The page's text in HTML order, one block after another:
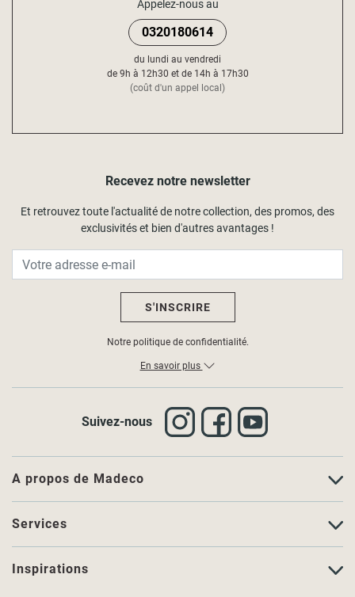
A propos de Madeco
Services
Inspirations
Recevez notre newsletter
Et retrouvez toute l'actualité de notre collection, des promos, des
exclusivités et bien d'autres avantages !
S'INSCRIRE
Notre politique de confidentialité.
En savoir plus
Suivez-nous
Appelez-nous au
0320180614
du lundi au vendredi
de 9h à 12h30 et de 14h à 17h30
(coût d'un appel local)